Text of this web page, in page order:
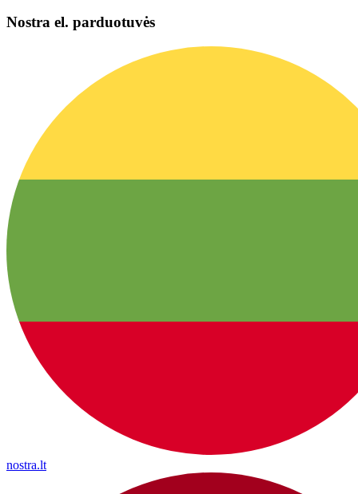
Nostra el. parduotuvės
nostra.lt